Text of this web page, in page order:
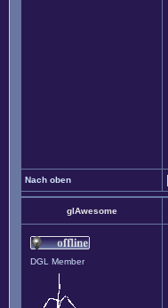
Nach oben
glAwesome
DGL Member